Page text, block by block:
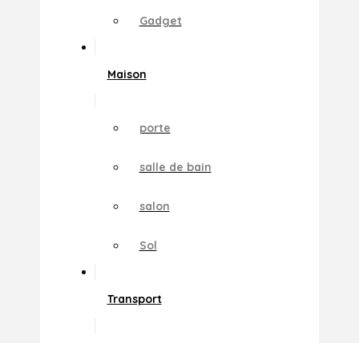
Gadget
Maison
porte
salle de bain
salon
Sol
Transport